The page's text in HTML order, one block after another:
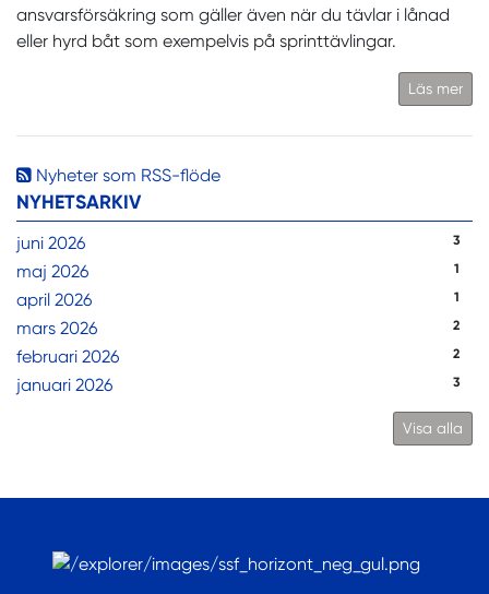
Nyheter som RSS-flöde
NYHETSARKIV
juni 2026 3
maj 2026 1
april 2026 1
mars 2026 2
februari 2026 2
januari 2026 3
Visa alla
ansvarsförsäkring som gäller även när du tävlar i lånad
eller hyrd båt som exempelvis på sprinttävlingar.
Läs mer